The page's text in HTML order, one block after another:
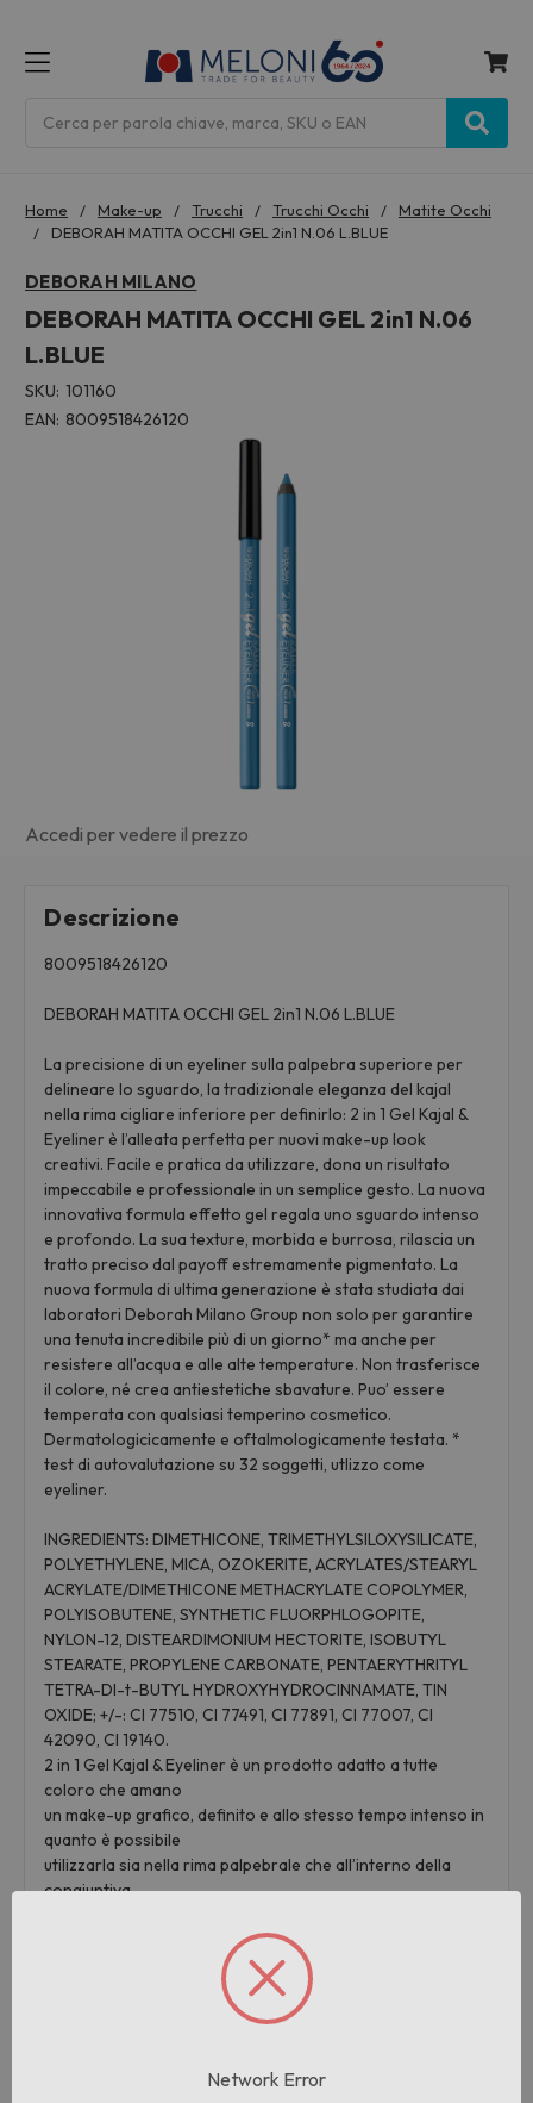
Home Make-up Trucchi Trucchi Occhi
Matite Occhi
DEBORAH MATITA OCCHI GEL 2in1 N.06 L.BLUE
DEBORAH MILANO
DEBORAH MATITA OCCHI GEL 2in1 N.06
L.BLUE
SKU: 101160
EAN: 8009518426120
Accedi per vedere il prezzo
Descrizione
8009518426120
DEBORAH MATITA OCCHI GEL 2in1 N.06 L.BLUE
La precisione di un eyeliner sulla palpebra superiore per
delineare lo sguardo, la tradizionale eleganza del kajal
nella rima cigliare inferiore per definirlo: 2 in 1 Gel Kajal &
Eyeliner è l’alleata perfetta per nuovi make-up look
creativi. Facile e pratica da utilizzare, dona un risultato
impeccabile e professionale in un semplice gesto. La nuova
innovativa formula effetto gel regala uno sguardo intenso
e profondo. La sua texture, morbida e burrosa, rilascia un
tratto preciso dal payoff estremamente pigmentato. La
nuova formula di ultima generazione è stata studiata dai
laboratori Deborah Milano Group non solo per garantire
una tenuta incredibile più di un giorno* ma anche per
resistere all’acqua e alle alte temperature. Non trasferisce
il colore, né crea antiestetiche sbavature. Puo’ essere
temperata con qualsiasi temperino cosmetico.
Dermatologicicamente e oftalmologicamente testata. *
test di autovalutazione su 32 soggetti, utlizzo come
eyeliner.
INGREDIENTS: DIMETHICONE, TRIMETHYLSILOXYSILICATE,
POLYETHYLENE, MICA, OZOKERITE, ACRYLATES/STEARYL
ACRYLATE/DIMETHICONE METHACRYLATE COPOLYMER,
POLYISOBUTENE, SYNTHETIC FLUORPHLOGOPITE,
NYLON-12, DISTEARDIMONIUM HECTORITE, ISOBUTYL
STEARATE, PROPYLENE CARBONATE, PENTAERYTHRITYL
TETRA-DI-t-BUTYL HYDROXYHYDROCINNAMATE, TIN
OXIDE; +/-: CI 77510, CI 77491, CI 77891, CI 77007, CI
42090, CI 19140.
2 in 1 Gel Kajal & Eyeliner è un prodotto adatto a tutte
coloro che amano
un make-up grafico, definito e allo stesso tempo intenso in
quanto è possibile
utilizzarla sia nella rima palpebrale che all’interno della
congiuntiva.
di occhio perfetta sia per un trucco grafico da sera che per
ma estremamente naturale per chi non vuole caricare
Network Error